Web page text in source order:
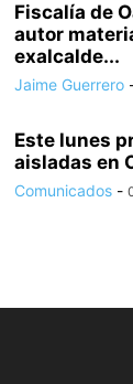
Fiscalía de
autor
exalcalde...
Jaime Guerrero
Este lunes
aisladas en
Comunicados -